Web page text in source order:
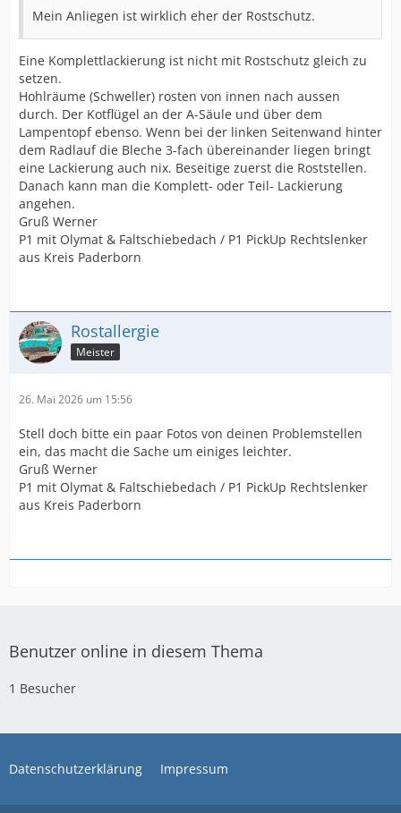
Mein Anliegen ist wirklich eher der Rostschutz.
Eine Komplettlackierung ist nicht mit Rostschutz gleich zu
setzen.
Hohlräume (Schweller) rosten von innen nach aussen
durch. Der Kotflügel an der A-Säule und über dem
Lampentopf ebenso. Wenn bei der linken Seitenwand hinter
dem Radlauf die Bleche 3-fach übereinander liegen bringt
eine Lackierung auch nix. Beseitige zuerst die Roststellen.
Danach kann man die Komplett- oder Teil- Lackierung
angehen.
Gruß Werner
P1 mit Olymat & Faltschiebedach / P1 PickUp Rechtslenker
aus Kreis Paderborn
Rostallergie
Meister
26. Mai 2026 um 15:56
Stell doch bitte ein paar Fotos von deinen Problemstellen
ein, das macht die Sache um einiges leichter.
Gruß Werner
P1 mit Olymat & Faltschiebedach / P1 PickUp Rechtslenker
aus Kreis Paderborn
Benutzer online in diesem Thema
1 Besucher
Datenschutzerklärung Impressum